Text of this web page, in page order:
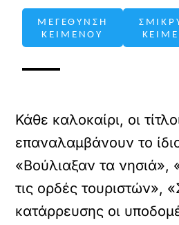
ΜΕΓΕΘΥΝΣΗ
ΚΕΙΜΕΝΟΥ
Κάθε καλοκαίρι, οι
επαναλαμβάνουν το
«Βούλιαξαν τα
τις ορδές τουριστών»,
κατάρρευσης οι